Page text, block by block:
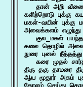
தான் அறி
களிற்றொடு
மகள்-வயின்
அவைக்களம் எழுந்து
குல_மகள் பயந்த
கலை தொழில்
நுரை புனல்
கரை முதல்
திரு தகு தாமரை
ஆய மூதூர் அகம்
கோலம் செய்து